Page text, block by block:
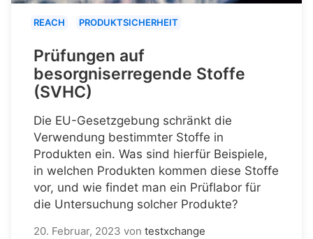
REACH PRODUKTSICHERHEIT
Prüfungen auf
besorgniserregende Stoffe
(SVHC)
Die EU-Gesetzgebung schränkt die
Verwendung bestimmter Stoffe in
Produkten ein. Was sind hierfür Beispiele,
in welchen Produkten kommen diese Stoffe
vor, und wie findet man ein Prüflabor für
die Untersuchung solcher Produkte?
20. Februar, 2023 von testxchange